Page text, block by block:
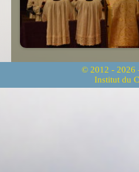
© 2012 -
Institut du